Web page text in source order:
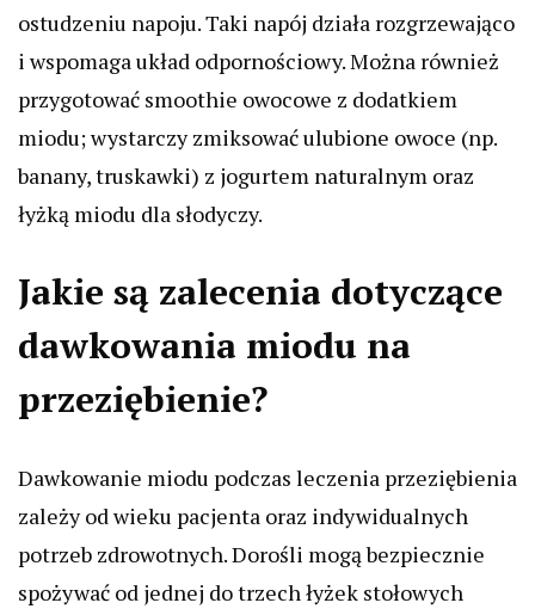
ostudzeniu napoju. Taki napój działa rozgrzewająco
i wspomaga układ odpornościowy. Można również
przygotować smoothie owocowe z dodatkiem
miodu; wystarczy zmiksować ulubione owoce (np.
banany, truskawki) z jogurtem naturalnym oraz
łyżką miodu dla słodyczy.
Jakie są zalecenia dotyczące
dawkowania miodu na
przeziębienie?
Dawkowanie miodu podczas leczenia przeziębienia
zależy od wieku pacjenta oraz indywidualnych
potrzeb zdrowotnych. Dorośli mogą bezpiecznie
spożywać od jednej do trzech łyżek stołowych